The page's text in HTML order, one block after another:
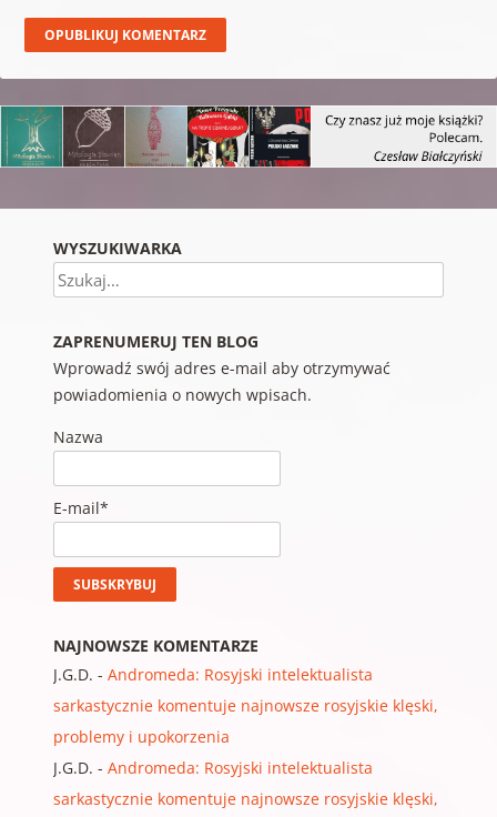
WYSZUKIWARKA
Szukaj
ZAPRENUMERUJ TEN BLOG
Wprowadź swój adres e-mail aby otrzymywać
powiadomienia o nowych wpisach.
Nazwa
E-mail*
NAJNOWSZE KOMENTARZE
J.G.D. - Andromeda: Rosyjski intelektualista
sarkastycznie komentuje najnowsze rosyjskie klęski,
problemy i upokorzenia
J.G.D. - Andromeda: Rosyjski intelektualista
sarkastycznie komentuje najnowsze rosyjskie klęski,